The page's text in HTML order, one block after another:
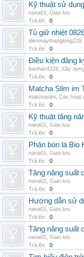
Kỹ thuật sử
nana01
Giao lưu
Trả lời:
0
Tủ giữ nhiệt
dienmaythanglong229
Trả lời:
0
Điều kiện đăng
baohan4228 Xây
Trả lời:
0
Matcha Slim im
matchaslim Các hoạt
Trả lời:
0
Kỹ thuật tăng
nana01
Giao lưu
Trả lời:
0
Phân bón lá Bio
nana01
Giao lưu
Trả lời:
0
Tăng năng suất
nana01
Giao lưu
Trả lời:
0
Hướng dẫn sử
nana01
Giao lưu
Trả lời:
0
Tăng năng suất
nana01
Giao lưu
Trả lời:
0